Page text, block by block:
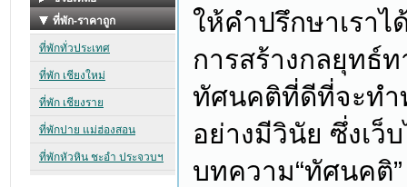
ให้คำปรึกษาเรา
การสร้างกลยุทธ์
ทัศนคติที่ดีที่จะทำ
อย่างมีวินัย ซึ่งเว็
บทความ“ทัศนคติ